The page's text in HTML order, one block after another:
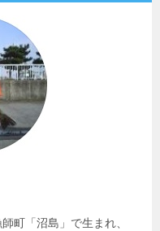
町「沼島」で生まれ、